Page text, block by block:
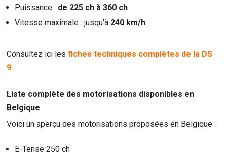
Puissance : de 225 ch à 360 ch
Vitesse maximale : jusqu'à 240 km/h
Consultez ici lesfiches techniques complètes de la DS
9.
Liste complète des motorisations disponibles en
Belgique
Voici un aperçu des motorisations proposées en Belgique :
E-Tense 250 ch